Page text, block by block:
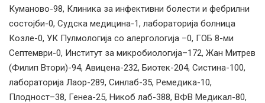
Куманово-98, Клиника за инфективни болести и фебрилни
состојби-0, Судска медицина-1, лабораторија болница
Козле-0, УК Пулмологија со алергологија –0, ГОБ 8-ми
Септември-0, Институт за микробиологија–172, Жан Митрев
(Филип Втори)-94, Авицена-232, Биотек-204, Систина-100,
лабораторија Лаор-289, Синлаб-35, Ремедика-10,
Плодност–38, Генеа-25, Никоб лаб-388, ВФВ Медикал-80,